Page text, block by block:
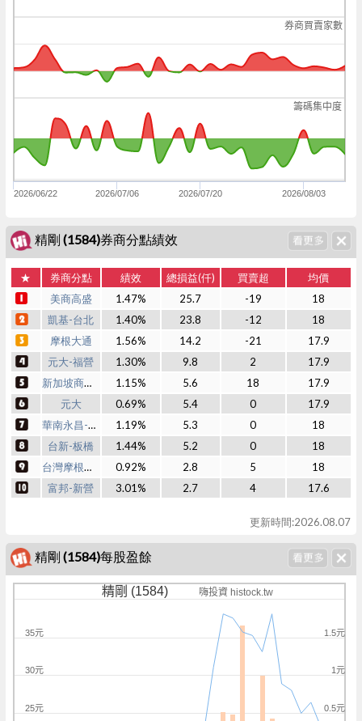
券商買賣家數
籌碼集中度
2026/06/22 2026/07/06 2026/07/20 2026/08/03
精剛 (1584)券商分點績效
★ 券商分點 績效 總損益(仟) 買賣超
均價
美商高盛
1.47% 25.7 -19
18
凱基-台北
1.40% 23.8 -12
18
摩根大通
1.56% 14.2 -21
17.9
元大-福營
1.30% 9.8 2
17.9
新加坡商瑞銀
1.15% 5.6 18
17.9
元大
0.69% 5.4 0
17.9
華南永昌-大甲
1.19% 5.3 0
18
台新-板橋
1.44% 5.2 0
18
台灣摩根士丹利
0.92% 2.8 5
18
富邦-新營
3.01% 2.7 4 17.6
更新時間:2026.08.07
精剛 (1584)每股盈餘
精剛 (1584) 嗨投資 histock.tw
0.5元
1元
1.5元
25元
30元
35元